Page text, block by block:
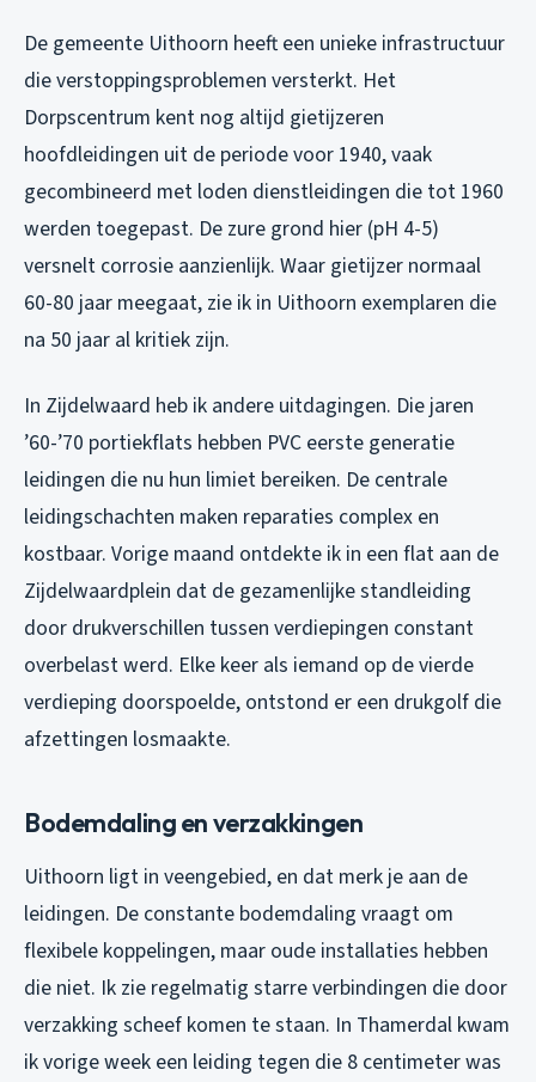
De gemeente Uithoorn heeft een unieke infrastructuur
die verstoppingsproblemen versterkt. Het
Dorpscentrum kent nog altijd gietijzeren
hoofdleidingen uit de periode voor 1940, vaak
gecombineerd met loden dienstleidingen die tot 1960
werden toegepast. De zure grond hier (pH 4-5)
versnelt corrosie aanzienlijk. Waar gietijzer normaal
60-80 jaar meegaat, zie ik in Uithoorn exemplaren die
na 50 jaar al kritiek zijn.
In Zijdelwaard heb ik andere uitdagingen. Die jaren
’60-’70 portiekflats hebben PVC eerste generatie
leidingen die nu hun limiet bereiken. De centrale
leidingschachten maken reparaties complex en
kostbaar. Vorige maand ontdekte ik in een flat aan de
Zijdelwaardplein dat de gezamenlijke standleiding
door drukverschillen tussen verdiepingen constant
overbelast werd. Elke keer als iemand op de vierde
verdieping doorspoelde, ontstond er een drukgolf die
afzettingen losmaakte.
Bodemdaling en verzakkingen
Uithoorn ligt in veengebied, en dat merk je aan de
leidingen. De constante bodemdaling vraagt om
flexibele koppelingen, maar oude installaties hebben
die niet. Ik zie regelmatig starre verbindingen die door
verzakking scheef komen te staan. In Thamerdal kwam
ik vorige week een leiding tegen die 8 centimeter was